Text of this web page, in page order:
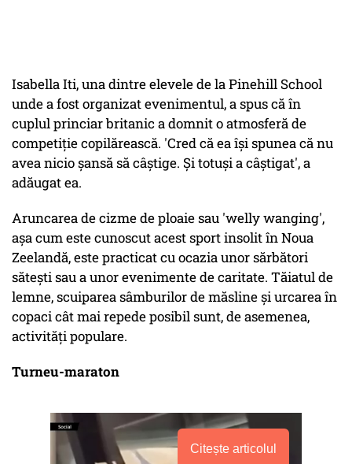
Isabella Iti, una dintre elevele de la Pinehill School
unde a fost organizat evenimentul, a spus că în
cuplul princiar britanic a domnit o atmosferă de
competiţie copilărească. 'Cred că ea îşi spunea că nu
avea nicio şansă să câştige. Şi totuşi a câştigat', a
adăugat ea.
Aruncarea de cizme de ploaie sau 'welly wanging',
aşa cum este cunoscut acest sport insolit în Noua
Zeelandă, este practicat cu ocazia unor sărbători
săteşti sau a unor evenimente de caritate. Tăiatul de
lemne, scuiparea sâmburilor de măsline şi urcarea în
copaci cât mai repede posibil sunt, de asemenea,
activităţi populare.
Turneu-maraton
Citește articolul